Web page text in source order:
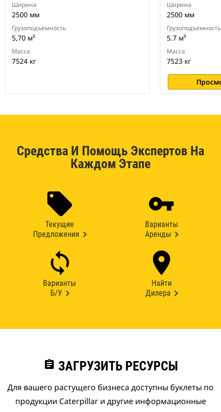
Ширина
2500 мм
Грузоподъемность
5,70 м³
Масса
7524 кг
Ширина
2500 мм
Грузоподъемность
5.7 м³
Масса
7523 кг
Средства И Помощь Экспертов На
Каждом Этапе
Текущие
Предложения
Варианты
Аренды
Варианты
Б/У
Найти
Дилера
assignment ЗАГРУЗИТЬ РЕСУРСЫ
Для вашего растущего бизнеса доступны буклеты по
продукции Caterpillar и другие информационные